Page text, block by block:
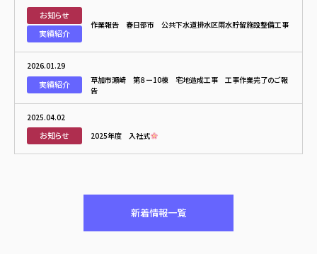
お知らせ
実績紹介
作業報告 春日部市 公共下水道排水区雨水貯留施設整備工事
2026.01.29
実績紹介
草加市瀬崎 第８ー10棟 宅地造成工事 工事作業完了のご報
告
2025.04.02
お知らせ 2025年度 入社式
新着情報一覧